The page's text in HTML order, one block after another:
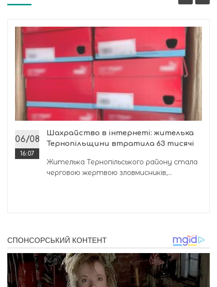
06/08
16:07
Шахрайство в інтернеті: жителька
Тернопільщини втратила 63 тисячі
Жителька Тернопільського району стала
черговою жертвою зловмисників,...